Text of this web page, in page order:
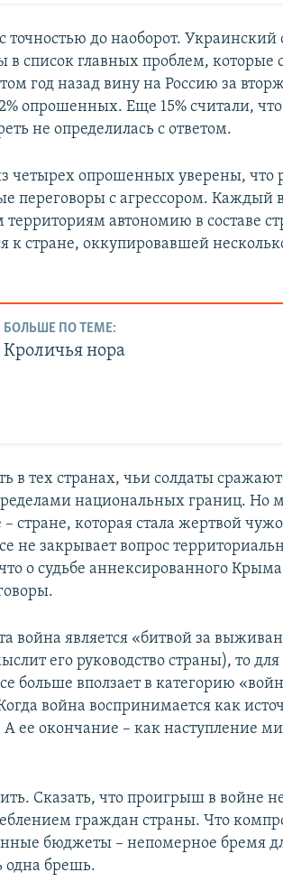
точностью до наоборот. Украинский
в список главных проблем, которые
год назад вину на Россию за
опрошенных. Еще 15% считали,
не определилась с ответом.
четырех опрошенных уверены, что
переговоры с агрессором. Каждый
автономию в составе
к стране, оккупировавшей
БОЛЬШЕ ПО ТЕМЕ:
Кроличья нора
тех странах, чьи солдаты
национальных границ. Но
стране, которая стала жертвой
не закрывает вопрос
о судьбе аннексированного
война является «битвой за
его руководство страны), то
больше вползает в категорию
война воспринимается как
А ее окончание – как наступление
Сказать, что проигрыш в войне
граждан страны. Что
бюджеты – непомерное бремя
одна брешь.